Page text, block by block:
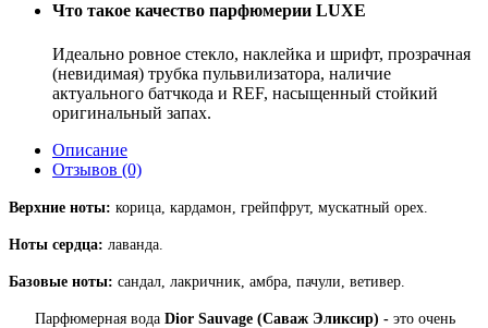
Что такое качество парфюмерии LUXE
Идеально ровное стекло, наклейка и шрифт, прозрачная
(невидимая) трубка пульвилизатора, наличие
актуального батчкода и REF, насыщенный стойкий
оригинальный запах.
Описание
Отзывов (0)
Верхние ноты: корица, кардамон, грейпфрут, мускатный орех.
Ноты сердца: лаванда.
Базовые ноты: сандал, лакричник, амбра, пачули, ветивер.
Парфюмерная вода Dior Sauvage (Саваж Эликсир) - это очень